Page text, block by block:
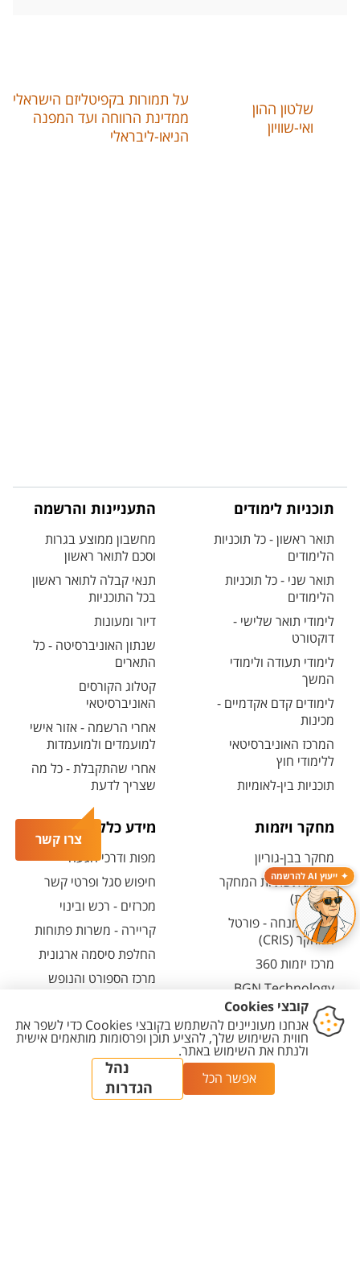
צרו קשר
ייעוץ AI להרשמה
שלטון ההון
ואי-שוויון
על תמורות בקפיטליזם הישראלי
ממדינת הרווחה ועד המפנה
הניאו-ליבראלי
תוכניות לימודים
תואר ראשון - כל תוכניות
הלימודים
תואר שני - כל תוכניות
הלימודים
לימודי תואר שלישי -
דוקטורט
לימודי תעודה ולימודי
המשך
לימודים קדם אקדמיים -
מכינות
המרכז האוניברסיטאי
ללימודי חוץ
תוכניות בין-לאומיות
התעניינות והרשמה
מחשבון ממוצע בגרות
וסכם לתואר ראשון
תנאי קבלה לתואר ראשון
בכל התוכניות
דיור ומעונות
שנתון האוניברסיטה - כל
התארים
קטלוג הקורסים
האוניברסיטאי
אחרי הרשמה - אזור אישי
למועמדים ולמועמדות
אחרי שהתקבלת - כל מה
שצריך לדעת
מחקר ויזמות
מחקר בבן-גוריון
קטלוג תשתיות המחקר
(אנגלית)
חיפוש מנחה - פורטל
המחקר (CRIS)
מרכז יזמות 360
BGN Technology
Transfer
פארק ההייטק
משרות אקדמיות
מידע כללי
מפות ודרכי הגעה
חיפוש סגל ופרטי קשר
מכרזים - רכש ובינוי
קריירה - משרות פתוחות
החלפת סיסמה ארגונית
מרכז הספורט והנופש
חירום